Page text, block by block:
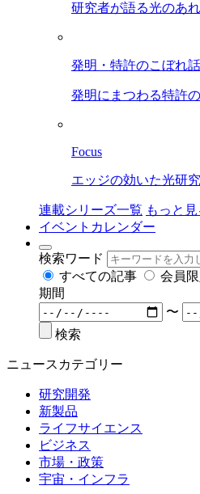
研究者が語る光のあ
発明・特許のこぼれ話
発明にまつわる特許
Focus
エッジの効いた光研
連載シリーズ一覧 もっと見
イベントカレンダー
検索ワード
すべての記事
会員
期間
〜
検索
ニュースカテゴリー
研究開発
新製品
ライフサイエンス
ビジネス
市場・政策
宇宙・インフラ